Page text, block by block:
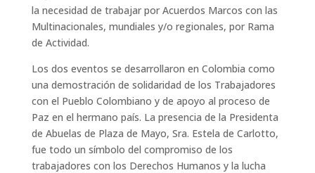
la necesidad de trabajar por Acuerdos Marcos con las
Multinacionales, mundiales y/o regionales, por Rama
de Actividad.
Los dos eventos se desarrollaron en Colombia como
una demostración de solidaridad de los Trabajadores
con el Pueblo Colombiano y de apoyo al proceso de
Paz en el hermano país. La presencia de la Presidenta
de Abuelas de Plaza de Mayo, Sra. Estela de Carlotto,
fue todo un símbolo del compromiso de los
trabajadores con los Derechos Humanos y la lucha